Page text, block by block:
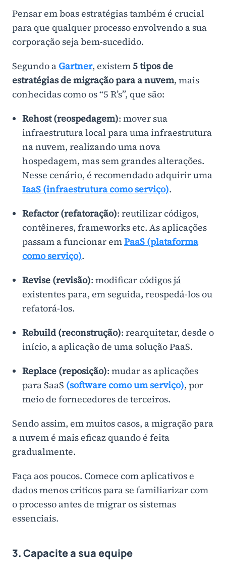
Pensar em boas estratégias também é crucial
para que qualquer processo envolvendo a sua
corporação seja bem-sucedido.
Segundo aGartner, existem5 tipos de
estratégias de migração para a nuvem, mais
conhecidas como os “5 R’s”, que são:
Rehost (reospedagem): mover sua
infraestrutura local para uma infraestrutura
na nuvem, realizando uma nova
hospedagem, mas sem grandes alterações.
Nesse cenário, é recomendado adquirir uma
IaaS (infraestrutura como serviço).
Refactor (refatoração): reutilizar códigos,
contêineres, frameworks etc. As aplicações
passam a funcionar emPaaS (plataforma
como serviço).
Revise (revisão): modificar códigos já
existentes para, em seguida, reospedá-los ou
refatorá-los.
Rebuild (reconstrução): rearquitetar, desde o
início, a aplicação de uma solução PaaS.
Replace (reposição): mudar as aplicações
para SaaS (software como um serviço), por
meio de fornecedores de terceiros.
Sendo assim, em muitos casos, a migração para
a nuvem é mais eficaz quando é feita
gradualmente.
Faça aos poucos. Comece com aplicativos e
dados menos críticos para se familiarizar com
o processo antes de migrar os sistemas
essenciais.
3. Capacite a sua equipe